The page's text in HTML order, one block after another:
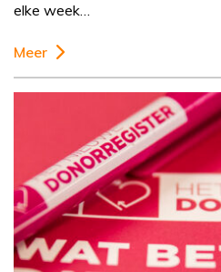
elke week…
Meer